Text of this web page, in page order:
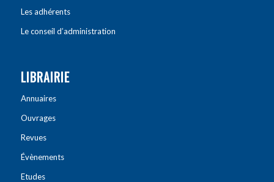
Les adhérents
Le conseil d’administration
LIBRAIRIE
Annuaires
Ouvrages
Revues
Évènements
Etudes